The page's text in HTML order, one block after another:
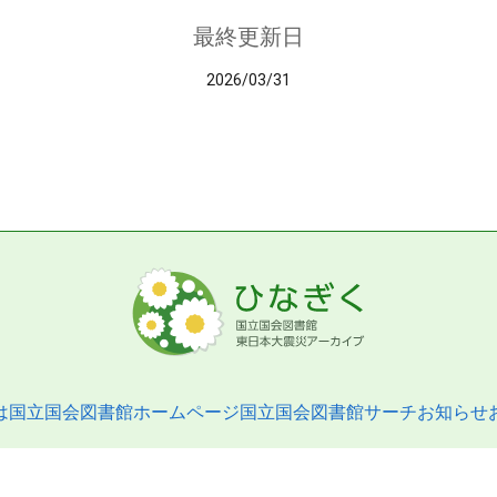
最終更新日
2026/03/31
国立国会図書館ホームページ国立国会図書館サーチお知らせ